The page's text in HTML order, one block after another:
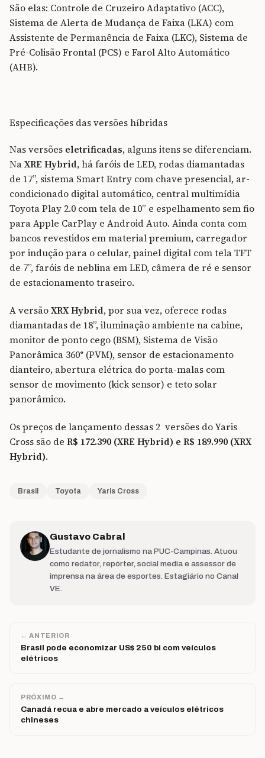
São elas: Controle de Cruzeiro Adaptativo (ACC),
Sistema de Alerta de Mudança de Faixa (LKA) com
Assistente de Permanência de Faixa (LKC), Sistema de
Pré-Colisão Frontal (PCS) e Farol Alto Automático
(AHB).
Especificações das versões híbridas
Nas versões eletrificadas, alguns itens se diferenciam.
NaXRE Hybrid, há faróis de LED, rodas diamantadas
de 17”, sistema Smart Entry com chave presencial, ar-
condicionado digital automático, central multimídia
Toyota Play 2.0 com tela de 10” e espelhamento sem fio
para Apple CarPlay e Android Auto. Ainda conta com
bancos revestidos em material premium, carregador
por indução para o celular, painel digital com tela TFT
de 7”, faróis de neblina em LED, câmera de ré e sensor
de estacionamento traseiro.
A versãoXRX Hybrid, por sua vez, oferece rodas
diamantadas de 18”, iluminação ambiente na cabine,
monitor de ponto cego (BSM), Sistema de Visão
Panorâmica 360° (PVM), sensor de estacionamento
dianteiro, abertura elétrica do porta-malas com
sensor de movimento (kick sensor) e teto solar
panorâmico.
Os preços de lançamento dessas 2 versões do Yaris
Cross são de R$ 172.390 (XRE Hybrid) e R$ 189.990 (XRX
Hybrid).
Brasil Toyota Yaris Cross
Gustavo Cabral
Estudante de jornalismo na PUC-Campinas. Atuou
como redator, repórter, social media e assessor de
imprensa na área de esportes. Estagiário no Canal
VE.
← ANTERIOR
Brasil pode economizar US$ 250 bi com veículos
elétricos
PRÓXIMO →
Canadá recua e abre mercado a veículos elétricos
chineses